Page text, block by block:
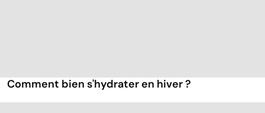
Comment bien s'hydrater en hiver ?